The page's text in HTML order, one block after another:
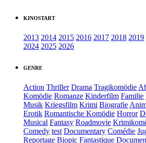
KINOSTART
2013 2014 2015 2016 2017 2018 2019
2024 2025 2026
GENRE
Action Thriller Drama Tragikomödie
Komödie Romanze Kinderfilm Familie
Musik Kriegsfilm Krimi Biografie
Erotik Romantische Komödie Horror
Musical Fantasy Roadmovie
Comedy test Documentary Comédie
Reportage Biopic Fantastique